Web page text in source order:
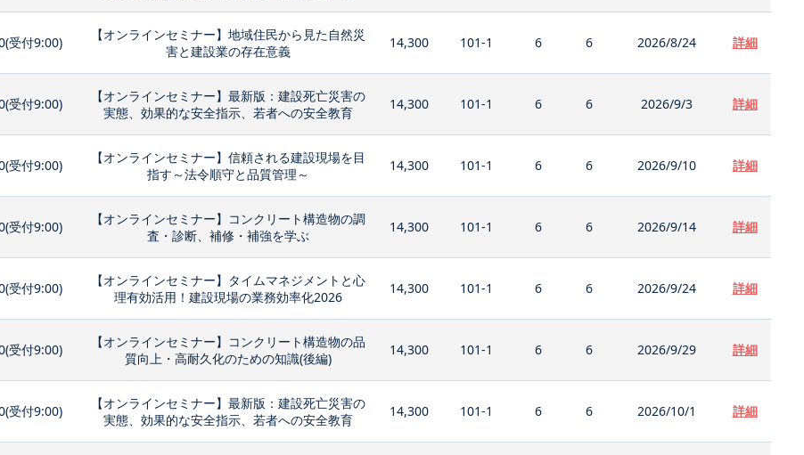
受付9:00)
【オンラインセミナー】地域住民から見た自然災
害と建設業の存在意義
14,300 101-1 6 6 2026/8/24 詳細
受付9:00)
【オンラインセミナー】最新版：建設死亡災害の
実態、効果的な安全指示、若者への安全教育
14,300 101-1 6 6 2026/9/3 詳細
受付9:00)
【オンラインセミナー】信頼される建設現場を目
指す～法令順守と品質管理～
14,300 101-1 6 6 2026/9/10 詳細
受付9:00)
【オンラインセミナー】コンクリート構造物の調
査・診断、補修・補強を学ぶ
14,300 101-1 6 6 2026/9/14 詳細
受付9:00)
【オンラインセミナー】タイムマネジメントと心
理有効活用！建設現場の業務効率化2026
14,300 101-1 6 6 2026/9/24 詳細
受付9:00)
【オンラインセミナー】コンクリート構造物の品
質向上・高耐久化のための知識(後編)
14,300 101-1 6 6 2026/9/29 詳細
受付9:00)
【オンラインセミナー】最新版：建設死亡災害の
実態、効果的な安全指示、若者への安全教育
14,300 101-1 6 6 2026/10/1 詳細